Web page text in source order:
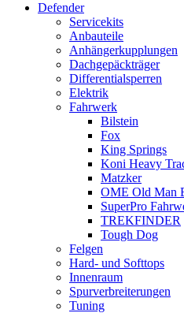
Defender
Servicekits
Anbauteile
Anhängerkupplungen
Dachgepäckträger
Differentialsperren
Elektrik
Fahrwerk
Bilstein
Fox
King Springs
Koni Heavy
Matzker
OME Old Man
SuperPro
TREKFINDER
Tough Dog
Felgen
Hard- und Softtops
Innenraum
Spurverbreiterungen
Tuning